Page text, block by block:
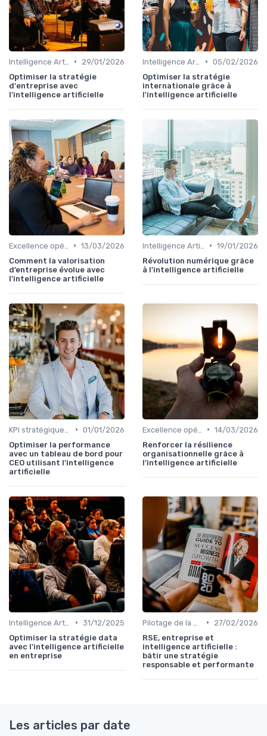
•
29/01/2026
Optimiser la stratégie
d'entreprise avec
l'intelligence artificielle
• 05/02/2026
Optimiser la stratégie
internationale grâce à
l'intelligence artificielle
• 13/03/2026
Comment la valorisation
d’entreprise évolue avec
l’intelligence artificielle
• 19/01/2026
Révolution numérique grâce
à l'intelligence artificielle
• 01/01/2026
Optimiser la performance
avec un tableau de bord pour
CEO utilisant l'intelligence
artificielle
• 14/03/2026
Renforcer la résilience
organisationnelle grâce à
l’intelligence artificielle
• 31/12/2025
Optimiser la stratégie data
avec l'intelligence artificielle
en entreprise
•
27/02/2026
RSE, entreprise et
intelligence artificielle :
bâtir une stratégie
responsable et performante
Les articles par date